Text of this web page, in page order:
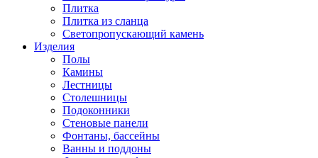
Плитка
Плитка из сланца
Светопропускающий камень
Изделия
Полы
Камины
Лестницы
Столешницы
Подоконники
Стеновые панели
Фонтаны, бассейны
Ванны и поддоны